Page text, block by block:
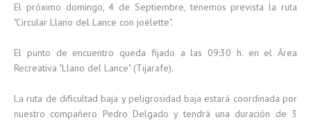
El próximo domingo, 4 de Septiembre, tenemos prevista la ruta
"Circular Llano del Lance con joëlette".
El punto de encuentro queda fijado a las 09:30 h. en el Área
Recreativa "Llano del Lance" (Tijarafe).
La ruta de dificultad baja y peligrosidad baja estará coordinada por
nuestro compañero Pedro Delgado y tendrá una duración de 3